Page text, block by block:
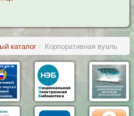
каталог Корпоративная вуаль